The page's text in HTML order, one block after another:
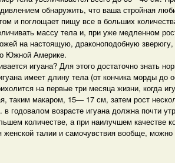
обнаружить, что ваша стройная
и поглощает пищу все в больших
массу тела и, при уже медленном
на настоящую, драконоподобную
Южной Америке.
игуана? Для этого достаточно знать
имеет длину тела (от кончика морды до
на первые три месяца жизни, когда
таким макаром, 15— 17 см, затем рост
в годовалом возрасте игуана должна почти
количестве, а при наилучшем качестве
талии и самочувствия вообще, можно